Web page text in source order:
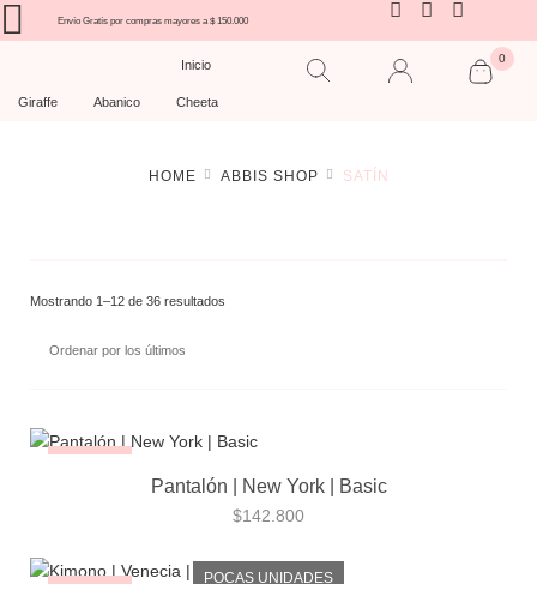
Envío Gratís por compras mayores a $ 150.000
Inicio
Giraffe Abanico Cheeta
0
HOME ABBIS SHOP SATÍN
Mostrando 1–12 de 36 resultados
Pantalón | New York | Basic
$142.800
POCAS UNIDADES